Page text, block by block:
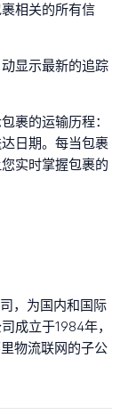
相关的所有信
显示最新的追踪
裹的运输历程：
日期。每当包裹
实时掌握包裹的
，为国内和国际
成立于1984年，
物流联网的子公